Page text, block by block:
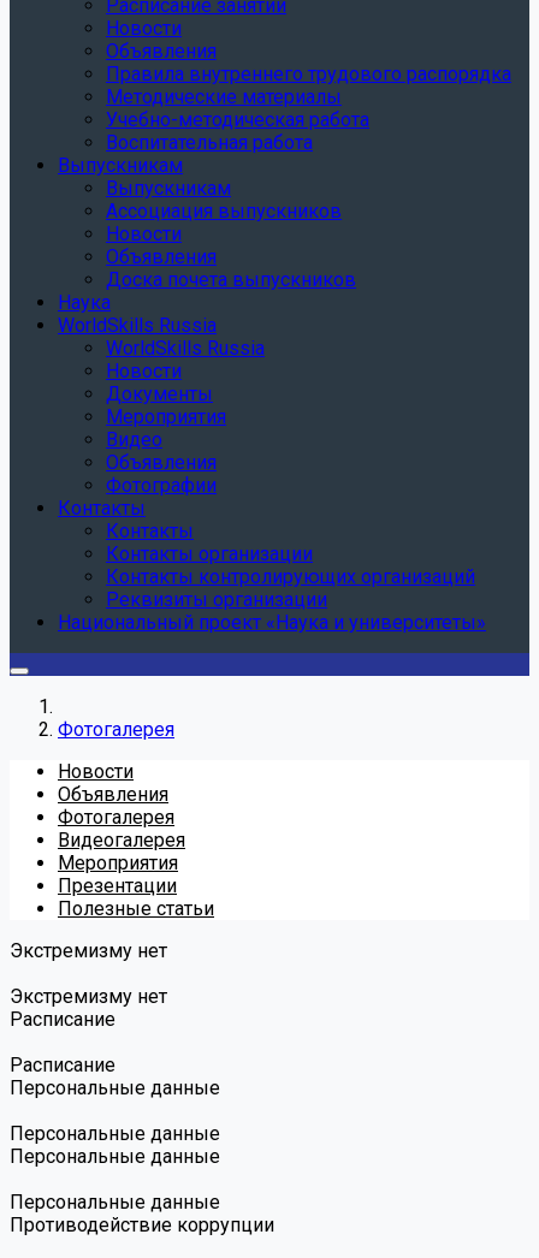
Расписание занятий
Новости
Объявления
Правила внутреннего трудового распорядка
Методические материалы
Учебно-методическая работа
Воспитательная работа
Выпускникам
Выпускникам
Ассоциация выпускников
Новости
Объявления
Доска почета выпускников
Наука
WorldSkills Russia
WorldSkills Russia
Новости
Документы
Мероприятия
Видео
Объявления
Фотографии
Контакты
Контакты
Контакты организации
Контакты контролирующих организаций
Реквизиты организации
Национальный проект «Наука и университеты»
Фотогалерея
Новости
Объявления
Фотогалерея
Видеогалерея
Мероприятия
Презентации
Полезные статьи
Экстремизму нет
Экстремизму нет
Расписание
Расписание
Персональные данные
Персональные данные
Персональные данные
Персональные данные
Противодействие коррупции